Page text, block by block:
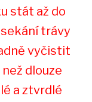
stát až do
trávy
vyčistit
dlouze
a ztvrdlé